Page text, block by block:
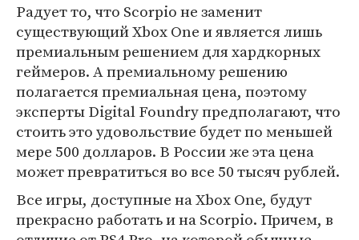
Радует то, что Scorpio не заменит
существующий Xbox One и является лишь
премиальным решением для хардкорных
геймеров. А премиальному решению
полагается премиальная цена, поэтому
эксперты Digital Foundry предполагают, что
стоить это удовольствие будет по меньшей
мере 500 долларов. В России же эта цена
может превратиться во все 50 тысяч рублей.
Все игры, доступные на Xbox One, будут
прекрасно работать и на Scorpio. Причем, в